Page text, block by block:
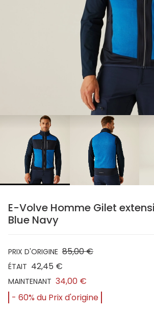
E-Volve Homme Gilet
Blue Navy
PRIX D'ORIGINE 85,00 €
ÉTAIT 42,45 €
MAINTENANT 34,00 €
- 60% du Prix d'origine